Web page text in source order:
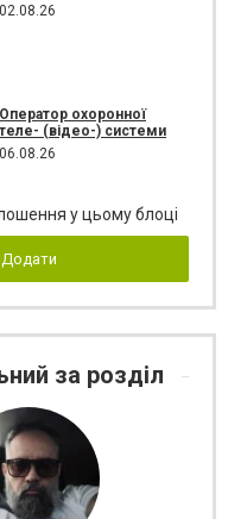
02.08.26
Оператор охоронної
теле- (відео-) системи
06.08.26
у цьому блоці
Додати
за розділ